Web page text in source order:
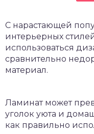
С нарастающей
интерьерных
использоваться
сравнительно
материал.
Ламинат может
уголок уюта и
как правильно